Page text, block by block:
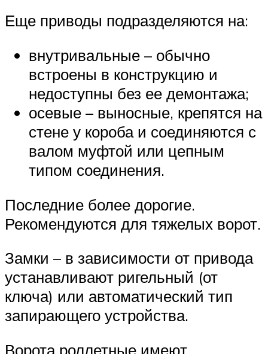
Еще приводы подразделяются на:
внутривальные – обычно
встроены в конструкцию и
недоступны без ее демонтажа;
осевые – выносные, крепятся на
стене у короба и соединяются с
валом муфтой или цепным
типом соединения.
Последние более дорогие.
Рекомендуются для тяжелых ворот.
Замки – в зависимости от привода
устанавливают ригельный (от
ключа) или автоматический тип
запирающего устройства.
Ворота роллетные имеют